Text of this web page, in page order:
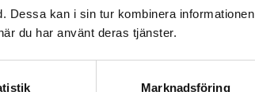
Dessa kan i sin tur kombinera informationen
du har använt deras tjänster.
Marknadsföring